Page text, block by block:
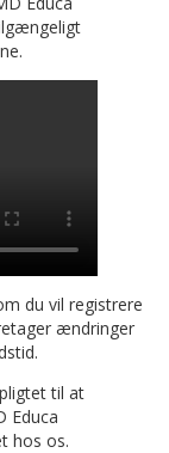
du vil registrere
ændringer
til at
Educa
hos os.